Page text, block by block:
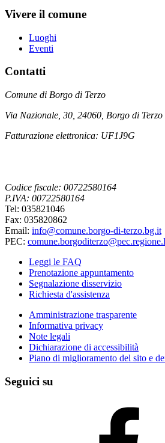
Vivere il comune
Luoghi
Eventi
Contatti
Comune di Borgo di Terzo
Via Nazionale, 30, 24060, Borgo di
Fatturazione elettronica: UF1J9G
Codice fiscale: 00722580164
P.IVA: 00722580164
Tel: 035821046
Fax: 035820862
Email: info@comune.borgo-di-terzo.bg.it
PEC:
Leggi le FAQ
Prenotazione appuntamento
Segnalazione disservizio
Richiesta d'assistenza
Amministrazione trasparente
Informativa privacy
Note legali
Dichiarazione di accessibilità
Piano di miglioramento del sito e
Seguici su